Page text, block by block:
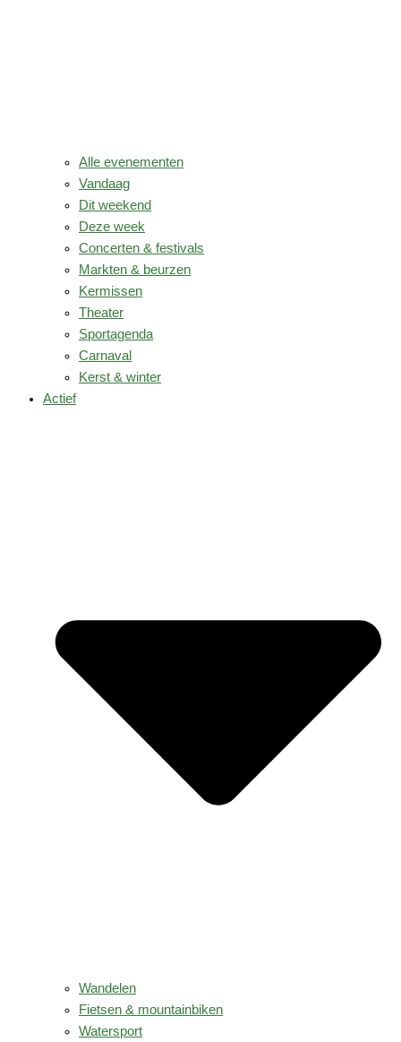
Alle evenementen
Vandaag
Dit weekend
Deze week
Concerten & festivals
Markten & beurzen
Kermissen
Theater
Sportagenda
Carnaval
Kerst & winter
Actief
Wandelen
Fietsen & mountainbiken
Watersport